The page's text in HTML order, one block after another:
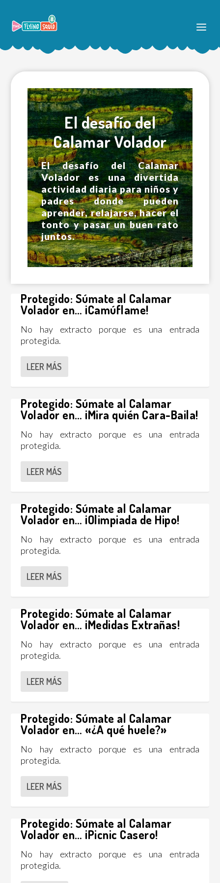
El desafío del
Calamar Volador
El desafío del Calamar
Volador es una divertida
actividad diaria para niños y
padres donde pueden
aprender, relajarse, hacer el
tonto y pasar un buen rato
juntos.
Protegido: Súmate al Calamar
Volador en… ¡Camúflame!
No hay extracto porque es una entrada
protegida.
LEER MÁS
Protegido: Súmate al Calamar
Volador en… ¡Mira quién Cara-Baila!
No hay extracto porque es una entrada
protegida.
LEER MÁS
Protegido: Súmate al Calamar
Volador en… ¡Olimpiada de Hipo!
No hay extracto porque es una entrada
protegida.
LEER MÁS
Protegido: Súmate al Calamar
Volador en… ¡Medidas Extrañas!
No hay extracto porque es una entrada
protegida.
LEER MÁS
Protegido: Súmate al Calamar
Volador en… «¿A qué huele?»
No hay extracto porque es una entrada
protegida.
LEER MÁS
Protegido: Súmate al Calamar
Volador en… ¡Picnic Casero!
No hay extracto porque es una entrada
protegida.